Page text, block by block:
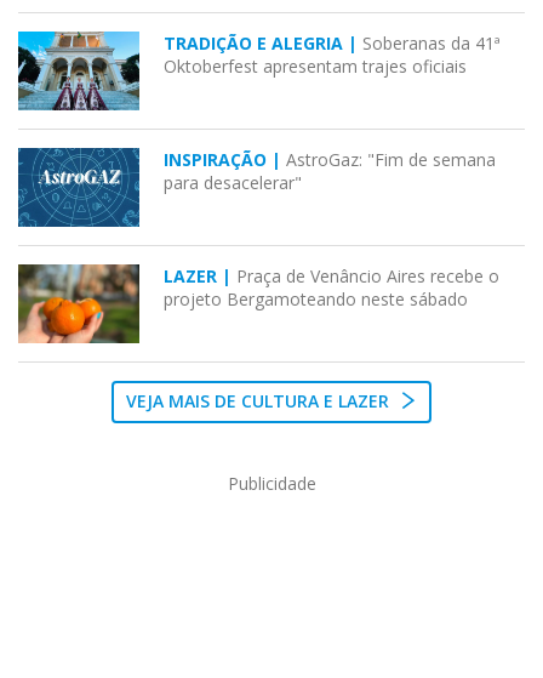
TRADIÇÃO E ALEGRIA | Soberanas da 41ª
Oktoberfest apresentam trajes oficiais
INSPIRAÇÃO | AstroGaz: "Fim de semana
para desacelerar"
LAZER | Praça de Venâncio Aires recebe o
projeto Bergamoteando neste sábado
VEJA MAIS DE CULTURA E LAZER
Publicidade